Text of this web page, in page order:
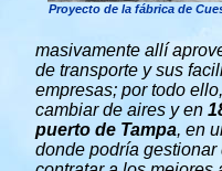
Proyecto de la fábrica de
masivamente allí
de transporte y sus
empresas; por todo
cambiar de aires y en
puerto de Tampa, en
donde podría gestionar